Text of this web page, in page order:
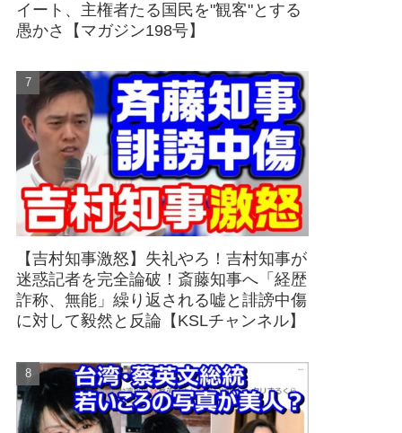
イート、主権者たる国民を"観客"とする
愚かさ【マガジン198号】
【吉村知事激怒】失礼やろ！吉村知事が
迷惑記者を完全論破！斎藤知事へ「経歴
詐称、無能」繰り返される嘘と誹謗中傷
に対して毅然と反論【KSLチャンネル】